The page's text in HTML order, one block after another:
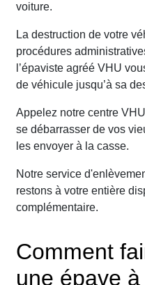
voiture.
La destruction de votre
procédures
l’épaviste agréé VHU
de véhicule jusqu’à sa
Appelez notre centre
se débarrasser de vos
les envoyer à la casse.
Notre service
restons à votre entière
complémentaire.
Comment
une épave